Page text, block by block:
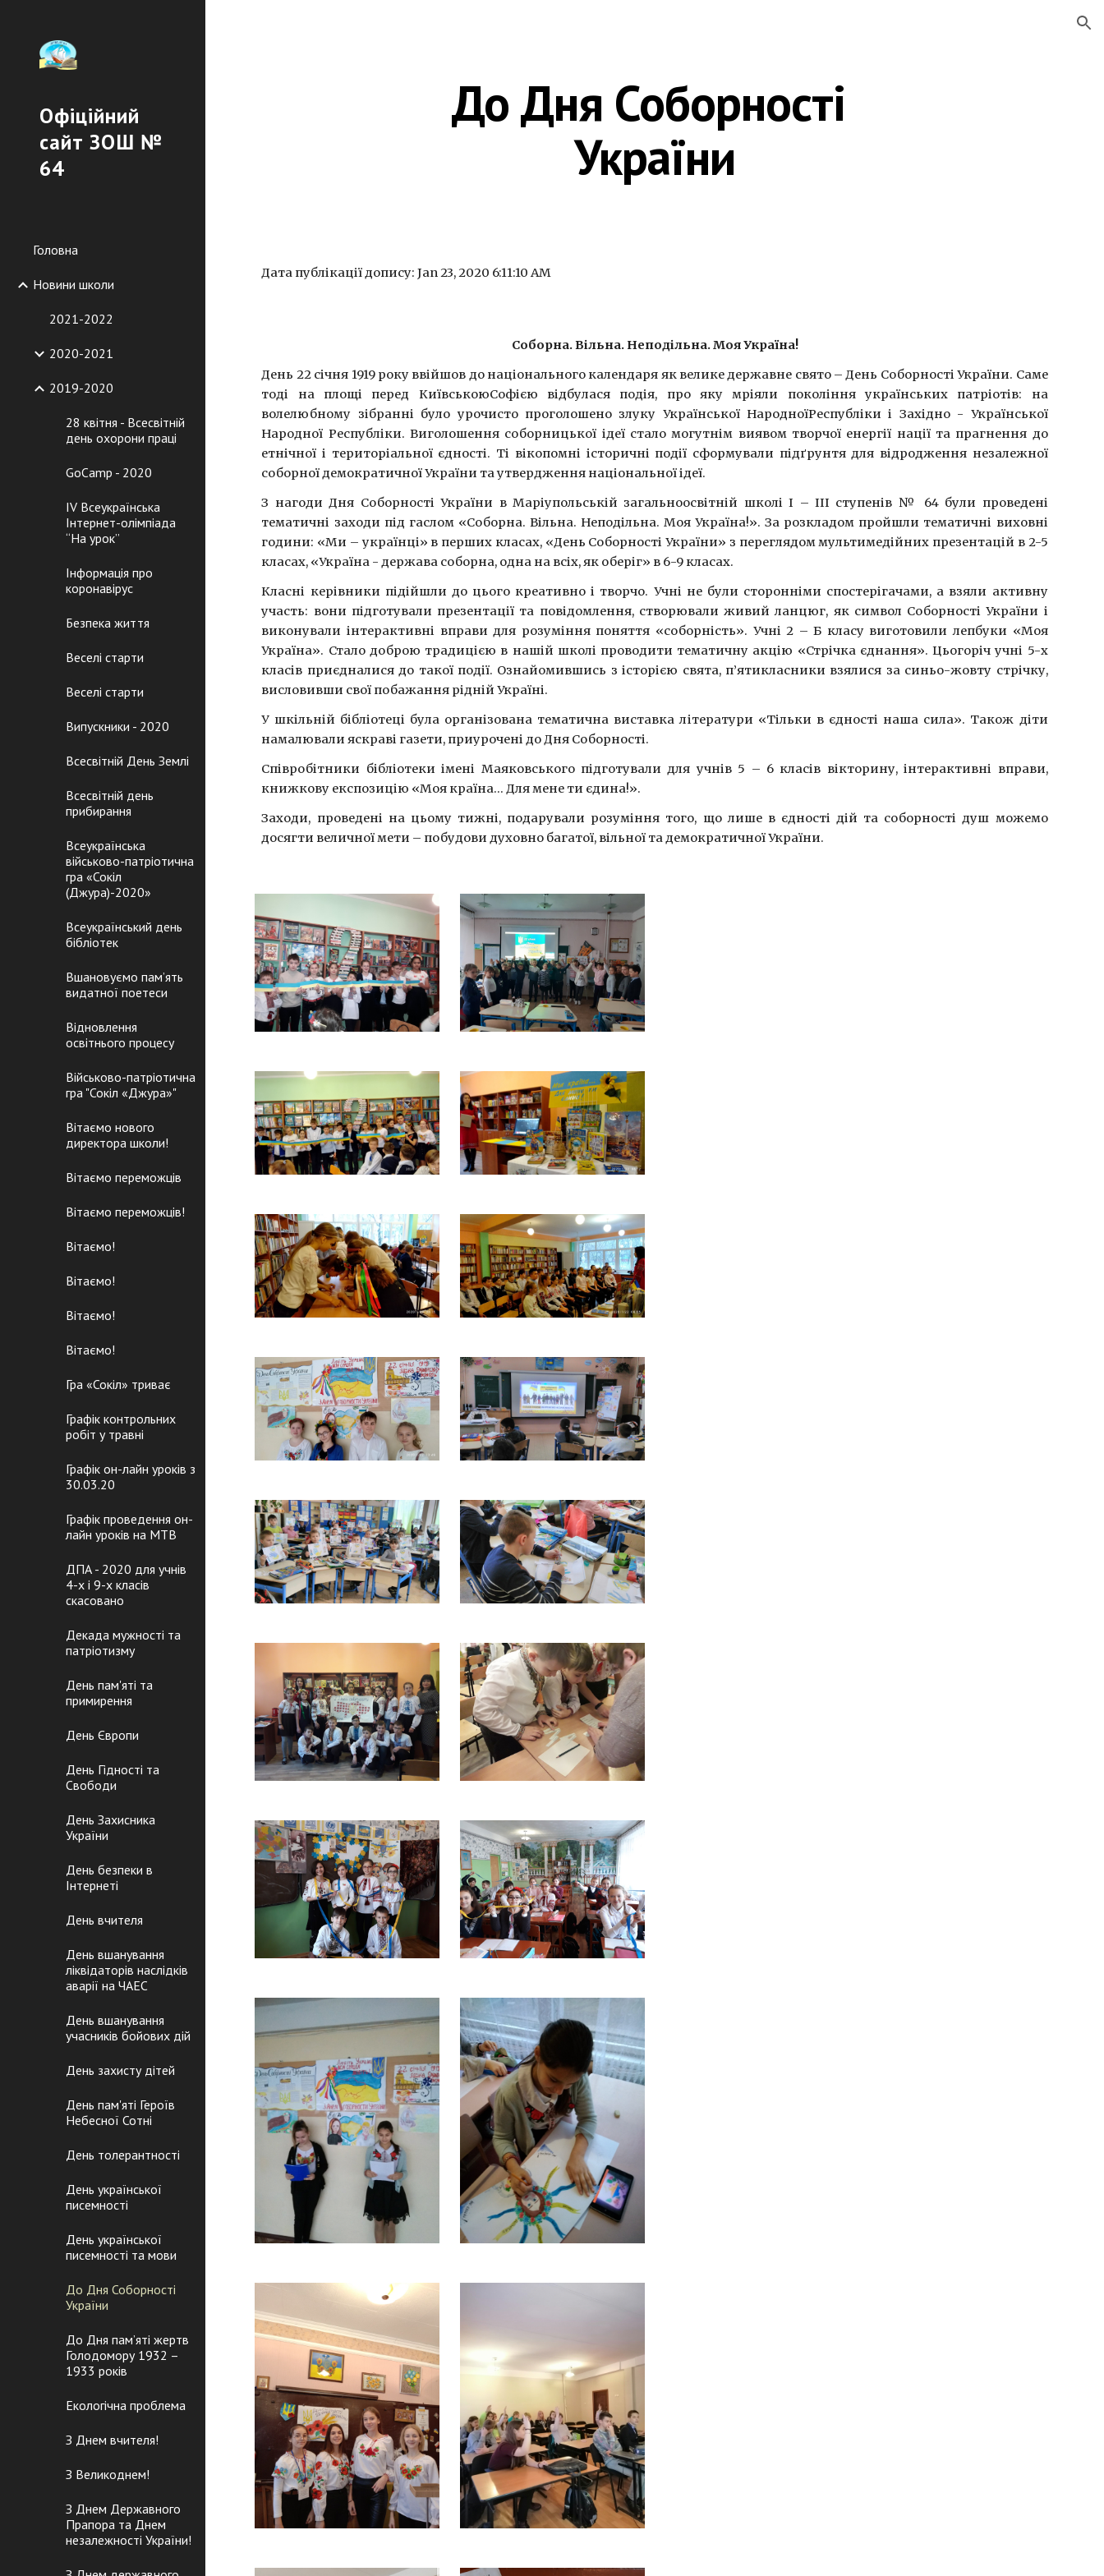
Офіційний
сайт ЗОШ №
64
Головна
Новини школи
2021-2022
2020-2021
2019-2020
28 квітня - Всесвітній
день охорони праці
GoCamp - 2020
IV Всеукраїнська
Інтернет-олімпіада
“На урок”
Інформація про
коронавірус
Безпека життя
Веселі старти
Веселі старти
Випускники - 2020
Всесвітній День Землі
Всесвітній день
прибирання
Всеукраїнська
військово-патріотична
гра «Сокіл
(Джура)-2020»
Всеукраїнський день
бібліотек
Вшановуємо пам’ять
видатної поетеси
Відновлення
освітнього процесу
Військово-патріотична
гра "Сокіл «Джура»"
Вітаємо нового
директора школи!
Вітаємо переможців
Вітаємо переможців!
Вітаємо!
Вітаємо!
Вітаємо!
Вітаємо!
Гра «Сокіл» триває
Графік контрольних
робіт у травні
Графік он-лайн уроків з
30.03.20
Графік проведення он-
лайн уроків на МТВ
ДПА - 2020 для учнів
4-х і 9-х класів
скасовано
Декада мужності та
патріотизму
День пам'яті та
примирення
День Європи
День Гідності та
Свободи
День Захисника
України
День безпеки в
Інтернеті
День вчителя
День вшанування
ліквідаторів наслідків
аварії на ЧАЕС
День вшанування
учасників бойових дій
День захисту дітей
День пам'яті Героїв
Небесної Сотні
День толерантності
День української
писемності
День української
писемності та мови
До Дня Соборності
України
До Дня пам’яті жертв
Голодомору 1932 –
1933 років
Екологічна проблема
З Днем вчителя!
З Великоднем!
З Днем Державного
Прапора та Днем
незалежності України!
До Дня Соборності
України
Дата публікації допису: Jan 23, 2020 6:11:10 AM
Соборна. Вільна. Неподільна. Моя Україна!
День 22 січня 1919 року ввійшов до національного календаря як велике державне свято – День Соборності України. Саме
тоді на площі перед КиївськоюСофією відбулася подія, про яку мріяли покоління українських патріотів: на
волелюбному зібранні було урочисто проголошено злуку Української НародноїРеспубліки і Західно - Української
Народної Республіки. Виголошення соборницької ідеї стало могутнім виявом творчої енергії нації та прагнення до
етнічної і територіальної єдності. Ті вікопомні історичні події сформували підґрунтя для відродження незалежної
соборної демократичної України та утвердження національної ідеї.
З нагоди Дня Соборності України в Маріупольській загальноосвітній школі I – III ступенів № 64 були проведені
тематичні заходи під гаслом «Соборна. Вільна. Неподільна. Моя Україна!». За розкладом пройшли тематичні виховні
години: «Ми – українці» в перших класах, «День Соборності України» з переглядом мультимедійних презентацій в 2-5
класах, «Україна - держава соборна, одна на всіх, як оберіг» в 6-9 класах.
Класні керівники підійшли до цього креативно і творчо. Учні не були сторонніми спостерігачами, а взяли активну
участь: вони підготували презентації та повідомлення, створювали живий ланцюг, як символ Соборності України і
виконували інтерактивні вправи для розуміння поняття «соборність». Учні 2 – Б класу виготовили лепбуки «Моя
Україна». Стало доброю традицією в нашій школі проводити тематичну акцію «Стрічка єднання». Цьогоріч учні 5-х
класів приєдналися до такої події. Ознайомившись з історією свята, п’ятикласники взялися за синьо-жовту стрічку,
висловивши свої побажання рідній Україні.
У шкільній бібліотеці була організована тематична виставка літератури «Тільки в єдності наша сила». Також діти
намалювали яскраві газети, приурочені до Дня Соборності.
Співробітники бібліотеки імені Маяковського підготували для учнів 5 – 6 класів вікторину, інтерактивні вправи,
книжкову експозицію «Моя країна… Для мене ти єдина!».
Заходи, проведені на цьому тижні, подарували розуміння того, що лише в єдності дій та соборності душ можемо
досягти величної мети – побудови духовно багатої, вільної та демократичної України.